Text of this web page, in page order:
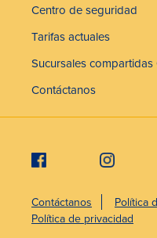
Centro de seguridad
Tarifas actuales
Sucursales compartidas
Contáctanos
Contáctanos
Política
Política de privacidad